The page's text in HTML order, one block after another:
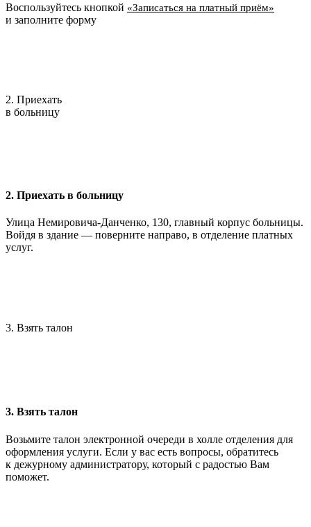
Воспользуйтесь кнопкой «Записаться на платный приём»
и заполните форму
2. Приехать
в больницу
2. Приехать в больницу
Улица Немировича-Данченко, 130, главный корпус больницы.
Войдя в здание — поверните направо, в отделение платных
услуг.
3. Взять талон
3. Взять талон
Возьмите талон электронной очереди в холле отделения для
оформления услуги. Если у вас есть вопросы, обратитесь
к дежурному администратору, который с радостью Вам
поможет.